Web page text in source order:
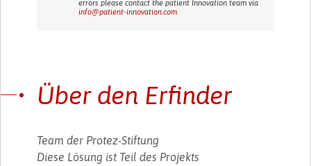
errors please contact the patient Innovation team via
info@patient-innovation.com
Über den Erfinder
Team der Protez-Stiftung
Diese Lösung ist Teil des Projekts